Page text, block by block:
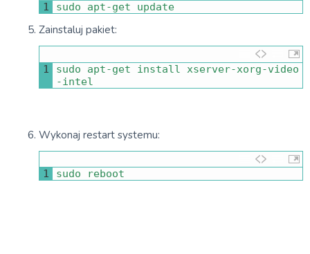
1 sudo apt-get update
Zainstaluj pakiet:
1 sudo apt-get install xserver-xorg-video
-intel
Wykonaj restart systemu:
1 sudo reboot